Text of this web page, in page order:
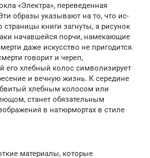
«Электра», переведенная
образы указывают на то, что ис­
страницы книги загнуты, а рисунок
начавшейся порчи, намекающие
даже искусство не пригодится.
говорит и череп,
его хлебный колос символизирует
и вечную жизнь. К середине
хлебным колосом или
станет обязательным
в натюрмортах в стиле
материалы, которые